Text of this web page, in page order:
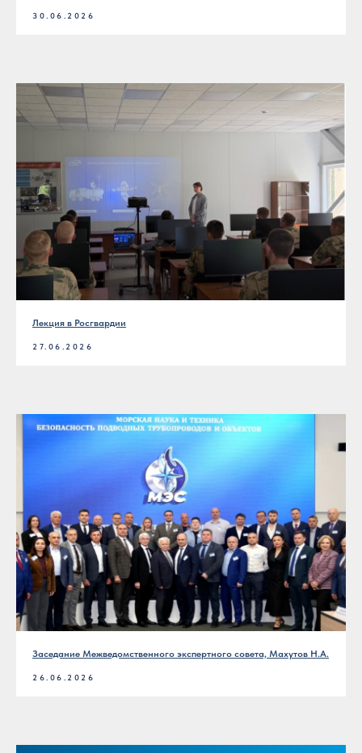
30.06.2026
Лекция в Росгвардии
27.06.2026
Заседание Межведомственного экспертного совета, Махутов Н.А.
26.06.2026